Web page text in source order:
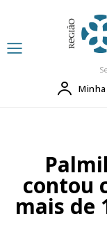
contou
mais de